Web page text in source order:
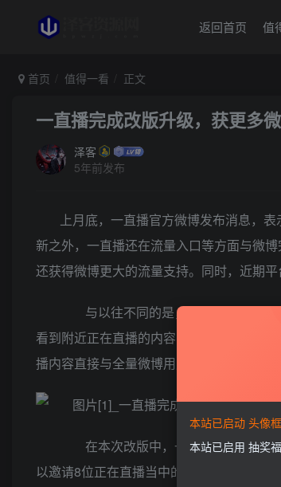
返回首页 值
首页 值得一看 正文
一直播完成改版升级，获更多
泽客
5年前发布
上月底，一直播官方微博发布消息，
新之外，一直播还在流量入口等方面与微
还获得微博更大的流量支持。同时，近期平
与以往不同的是，改版整合之后，
看到附近正在直播的内容，意味着带定位
播内容直接与全量微博用户接触，享受到
在本次改版中，一直播还会重磅推出
以邀请8位正在直播当中的主播加入多人
本站已启动 头像
本站已启用 抽奖